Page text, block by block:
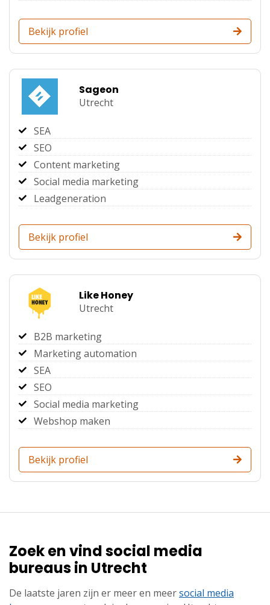
Bekijk profiel
Sageon
Utrecht
SEA
SEO
Content marketing
Social media marketing
Leadgeneration
Bekijk profiel
Like Honey
Utrecht
B2B marketing
Marketing automation
SEA
SEO
Social media marketing
Webshop maken
Bekijk profiel
Zoek en vind social media
bureaus in Utrecht
De laatste jaren zijn er meer en meersocial media